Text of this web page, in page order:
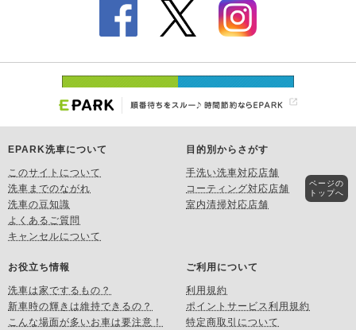
EPARK洗車について
このサイトについて
洗車までのながれ
洗車の豆知識
よくあるご質問
キャンセルについて
目的別からさがす
手洗い洗車対応店舗
コーティング対応店舗
室内清掃対応店舗
お役立ち情報
洗車は家でするもの？
新車時の輝きは維持できるの？
こんな場面が多いお車は要注意！
ご利用について
利用規約
ポイントサービス利用規約
特定商取引について
ページの
トップへ